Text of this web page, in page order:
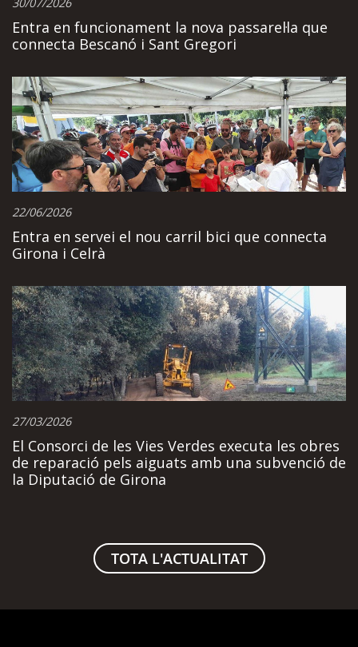
Entra en funcionament la nova passarel·la que
connecta Bescanó i Sant Gregori
22/06/2026
Entra en servei el nou carril bici que connecta
Girona i Celrà
27/03/2026
El Consorci de les Vies Verdes executa les obres
de reparació pels aiguats amb una subvenció de
la Diputació de Girona
TOTA L'ACTUALITAT